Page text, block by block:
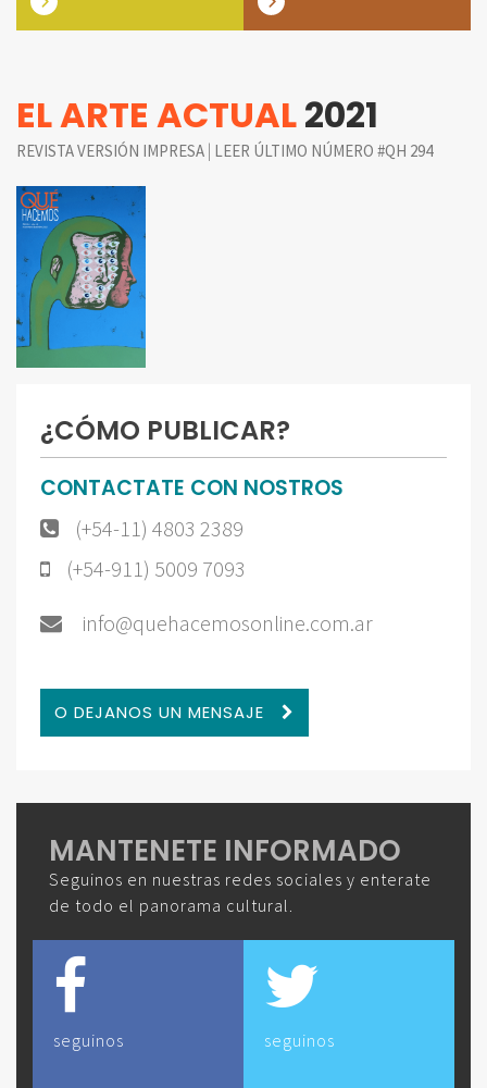
EL ARTE ACTUAL2021
REVISTA VERSIÓN IMPRESA | LEER ÚLTIMO NÚMERO #QH 294
¿CÓMO PUBLICAR?
CONTACTATE CON NOSTROS
(+54-11) 4803 2389
(+54-911) 5009 7093
info@quehacemosonline.com.ar
O DEJANOS UN MENSAJE
MANTENETE INFORMADO
Seguinos en nuestras redes sociales y enterate
de todo el panorama cultural.
seguinos seguinos